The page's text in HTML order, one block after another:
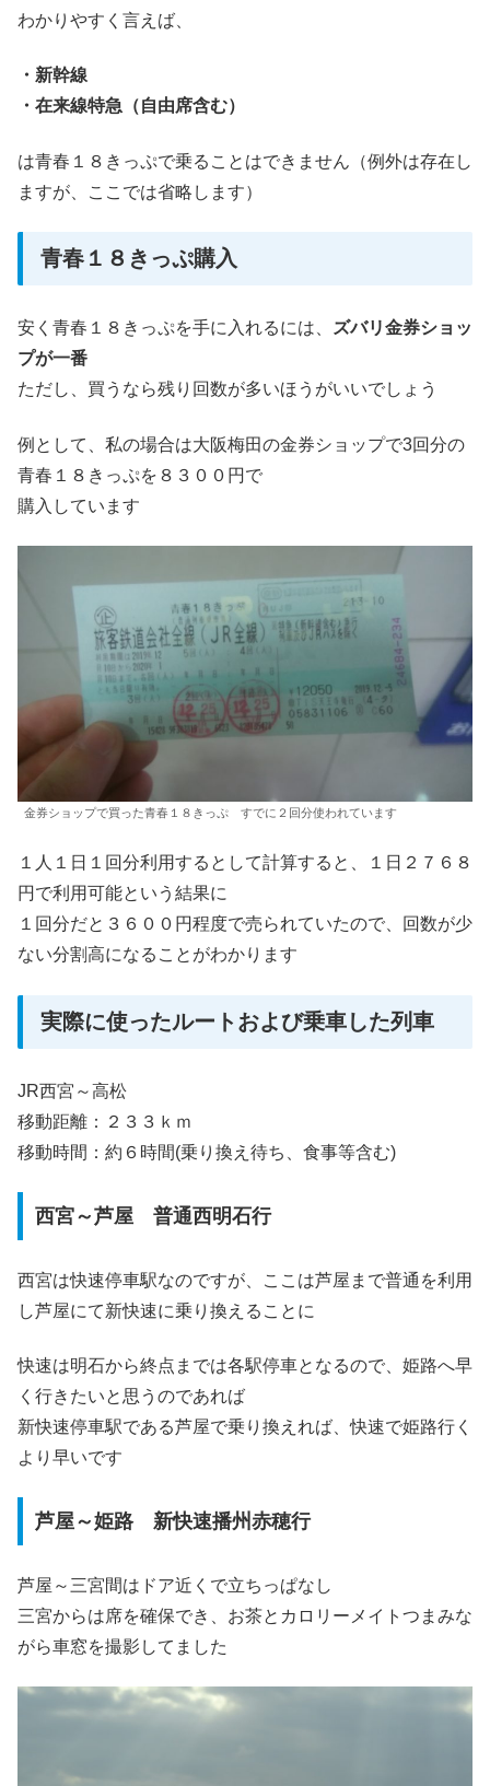
わかりやすく言えば、
・新幹線
・在来線特急（自由席含む）
は青春１８きっぷで乗ることはできません（例外は存在し
ますが、ここでは省略します）
青春１８きっぷ購入
安く青春１８きっぷを手に入れるには、
ズバリ金券ショッ
プが一番
ただし、買うなら残り回数が多いほうがいいでしょう
例として、私の場合は大阪梅田の金券ショップで3回分の
青春１８きっぷを８３００円で
購入しています
金券ショップで買った青春１８きっぷ すでに２回分使われています
１人１日１回分利用するとして計算すると、１日２７６８
円で利用可能という結果に
１回分だと３６００円程度で売られていたので、回数が少
ない分割高になることがわかります
実際に使ったルートおよび乗車した列車
JR西宮～高松
移動距離：２３３ｋｍ
移動時間：約６時間(乗り換え待ち、食事等含む)
西宮～芦屋 普通西明石行
西宮は快速停車駅なのですが、ここは芦屋まで普通を利用
し芦屋にて新快速に乗り換えることに
快速は明石から終点までは各駅停車となるので、姫路へ早
く行きたいと思うのであれば
新快速停車駅である芦屋で乗り換えれば、快速で姫路行く
より早いです
芦屋～姫路 新快速播州赤穂行
芦屋～三宮間はドア近くで立ちっぱなし
三宮からは席を確保でき、お茶とカロリーメイトつまみな
がら車窓を撮影してました